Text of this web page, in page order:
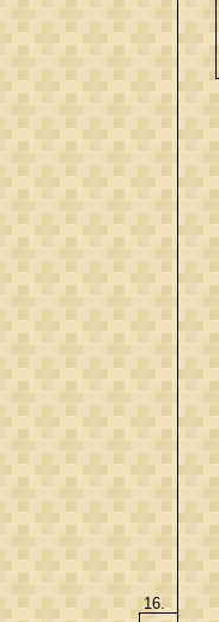
16.